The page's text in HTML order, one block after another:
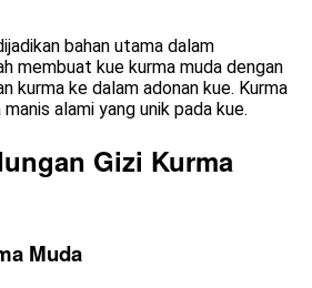
bahan utama dalam
membuat kue kurma muda dengan
kurma ke dalam adonan kue. Kurma
alami yang unik pada kue.
Gizi Kurma
Muda